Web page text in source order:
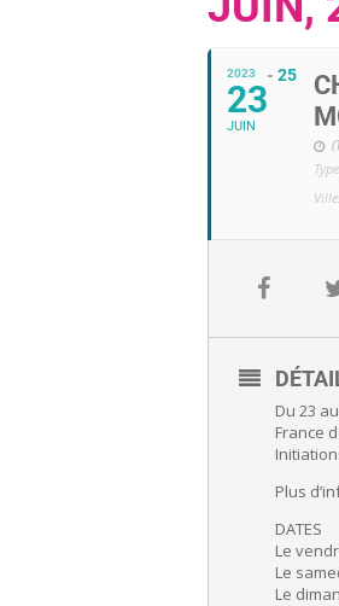
2023
23
JUIN
25
Du 23
France
Plus
DATES
Le
Le
Le